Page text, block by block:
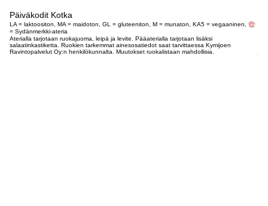
Päiväkodit Kotka
LA = laktoositon, MA = maidoton, GL = gluteeniton, M = munaton, KA5 = vegaaninen,
= Sydänmerkki-ateria
Aterialla tarjotaan ruokajuoma, leipä ja levite. Pääaterialla tarjotaan lisäksi
salaatinkastiketta. Ruokien tarkemmat ainesosatiedot saat tarvittaessa Kymijoen
Ravintopalvelut Oy:n henkilökunnalta. Muutokset ruokalistaan mahdollisia.